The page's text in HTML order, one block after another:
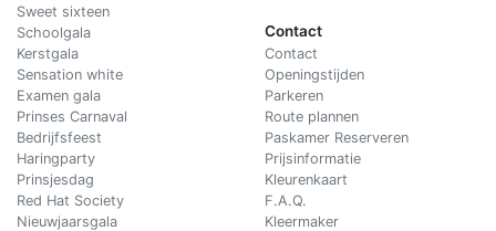
Sweet sixteen
Schoolgala
Kerstgala
Sensation white
Examen gala
Prinses Carnaval
Bedrijfsfeest
Haringparty
Prinsjesdag
Red Hat Society
Nieuwjaarsgala
Contact
Contact
Openingstijden
Parkeren
Route plannen
Paskamer Reserveren
Prijsinformatie
Kleurenkaart
F.A.Q.
Kleermaker